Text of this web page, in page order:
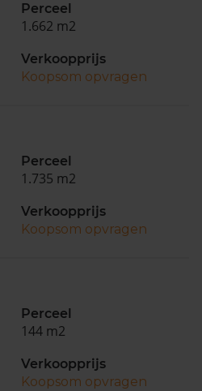
Perceel
1.662 m2
Verkoopprijs
Koopsom opvragen
Perceel
1.735 m2
Verkoopprijs
Koopsom opvragen
Perceel
144 m2
Verkoopprijs
Koopsom opvragen